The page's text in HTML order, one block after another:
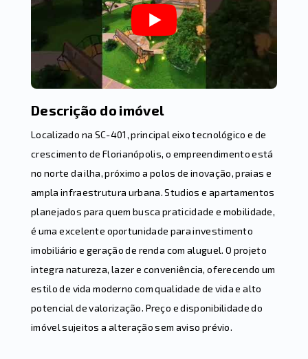
Descrição do imóvel
Localizado na SC-401, principal eixo tecnológico e de
crescimento de Florianópolis, o empreendimento está
no norte da ilha, próximo a polos de inovação, praias e
ampla infraestrutura urbana. Studios e apartamentos
planejados para quem busca praticidade e mobilidade,
é uma excelente oportunidade para investimento
imobiliário e geração de renda com aluguel. O projeto
integra natureza, lazer e conveniência, oferecendo um
estilo de vida moderno com qualidade de vida e alto
potencial de valorização. Preço e disponibilidade do
imóvel sujeitos a alteração sem aviso prévio.